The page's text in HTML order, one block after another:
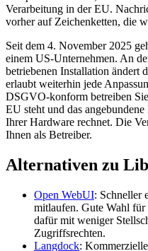
Verarbeitung in der EU.
vorher auf Zeichenketten, die
Seit dem 4. November 2025
einem US-Unternehmen. An
betriebenen Installation ändert
erlaubt weiterhin jede
DSGVO-konform betreiben
EU steht und das
Ihrer Hardware rechnet. Die
Ihnen als Betreiber.
Alternativen zu
Open WebUI: Schneller
mitlaufen. Gute Wahl für
dafür mit weniger
Zugriffsrechten.
Langdock: